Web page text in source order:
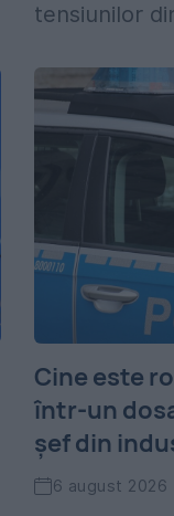
tensiunilor
Cine este
într-un
șef din
6 august 2026